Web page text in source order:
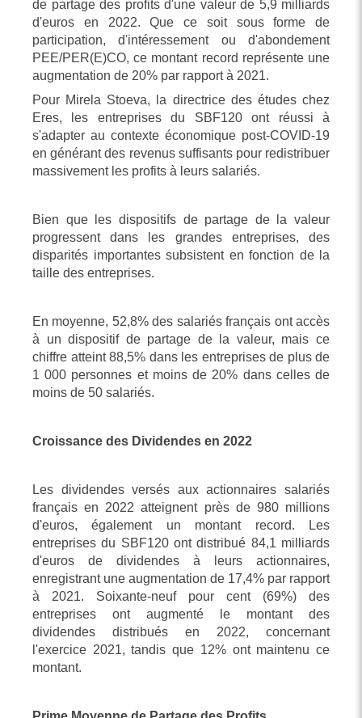
de partage des profits d'une valeur de 5,9 milliards
d'euros en 2022. Que ce soit sous forme de
participation, d'intéressement ou d'abondement
PEE/PER(E)CO, ce montant record représente une
augmentation de 20% par rapport à 2021.
Pour Mirela Stoeva, la directrice des études chez
Eres, les entreprises du SBF120 ont réussi à
s'adapter au contexte économique post-COVID-19
en générant des revenus suffisants pour redistribuer
massivement les profits à leurs salariés.
Bien que les dispositifs de partage de la valeur
progressent dans les grandes entreprises, des
disparités importantes subsistent en fonction de la
taille des entreprises.
En moyenne, 52,8% des salariés français ont accès
à un dispositif de partage de la valeur, mais ce
chiffre atteint 88,5% dans les entreprises de plus de
1 000 personnes et moins de 20% dans celles de
moins de 50 salariés.
Croissance des Dividendes en 2022
Les dividendes versés aux actionnaires salariés
français en 2022 atteignent près de 980 millions
d'euros, également un montant record. Les
entreprises du SBF120 ont distribué 84,1 milliards
d'euros de dividendes à leurs actionnaires,
enregistrant une augmentation de 17,4% par rapport
à 2021. Soixante-neuf pour cent (69%) des
entreprises ont augmenté le montant des
dividendes distribués en 2022, concernant
l'exercice 2021, tandis que 12% ont maintenu ce
montant.